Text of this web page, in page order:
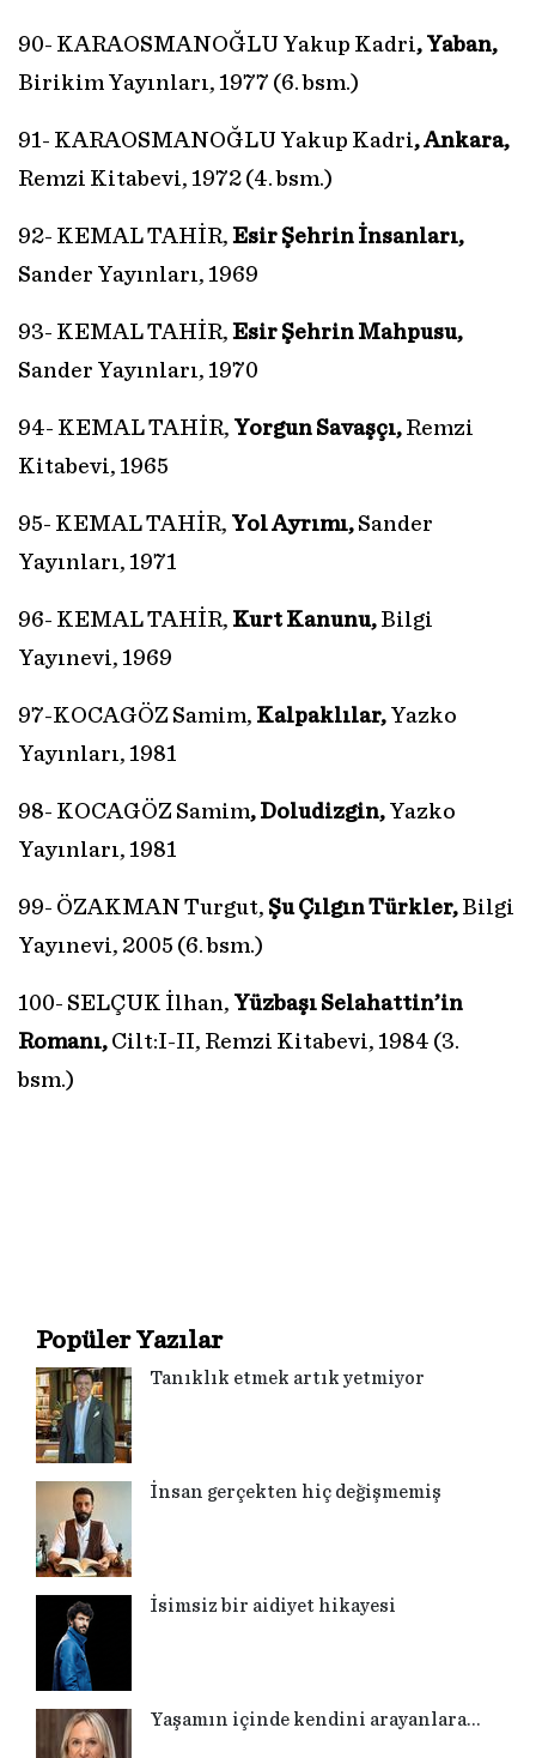
90- KARAOSMANOĞLU Yakup Kadri, Yaban,
Birikim Yayınları, 1977 (6. bsm.)
91- KARAOSMANOĞLU Yakup Kadri, Ankara,
Remzi Kitabevi, 1972 (4. bsm.)
92- KEMAL TAHİR, Esir Şehrin İnsanları,
Sander Yayınları, 1969
93- KEMAL TAHİR, Esir Şehrin Mahpusu,
Sander Yayınları, 1970
94- KEMAL TAHİR, Yorgun Savaşçı, Remzi
Kitabevi, 1965
95- KEMAL TAHİR, Yol Ayrımı, Sander
Yayınları, 1971
96- KEMAL TAHİR, Kurt Kanunu, Bilgi
Yayınevi, 1969
97-KOCAGÖZ Samim, Kalpaklılar, Yazko
Yayınları, 1981
98- KOCAGÖZ Samim, Doludizgin, Yazko
Yayınları, 1981
99- ÖZAKMAN Turgut, Şu Çılgın Türkler, Bilgi
Yayınevi, 2005 (6. bsm.)
100- SELÇUK İlhan, Yüzbaşı Selahattin’in
Romanı, Cilt:I-II, Remzi Kitabevi, 1984 (3.
bsm.)
Popüler Yazılar
Tanıklık etmek artık yetmiyor
İnsan gerçekten hiç değişmemiş
İsimsiz bir aidiyet hikayesi
Yaşamın içinde kendini arayanlara…